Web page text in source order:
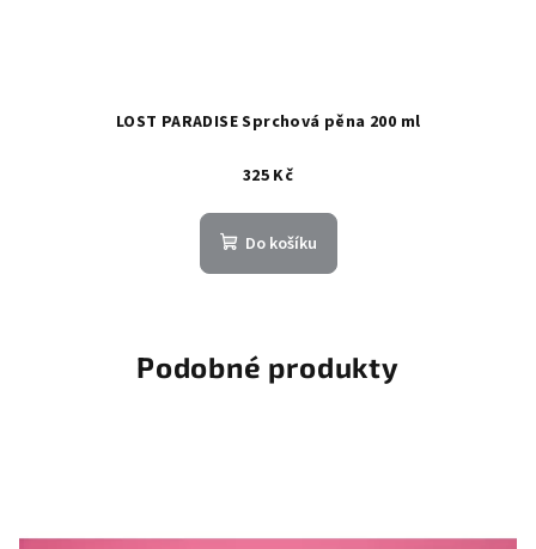
LOST PARADISE Sprchová pěna 200 ml
325 Kč
Do košíku
Podobné produkty